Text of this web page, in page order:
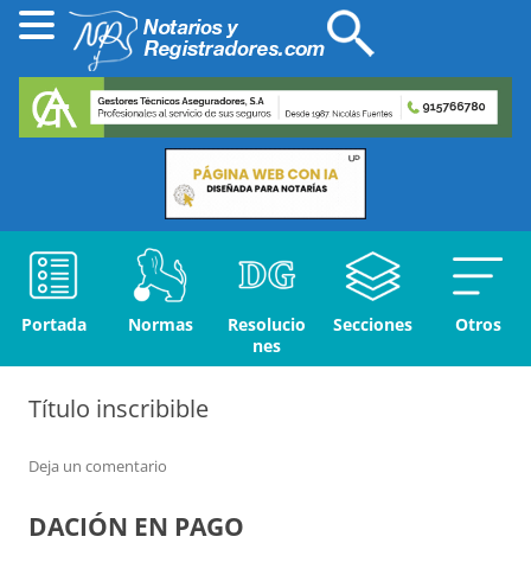
Portada Normas
Resolucio
nes
Secciones Otros
Título inscribible
Deja un comentario
DACIÓN EN PAGO